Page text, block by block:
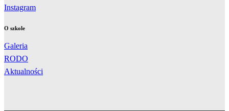
Instagram
O szkole
Galeria
RODO
Aktualności